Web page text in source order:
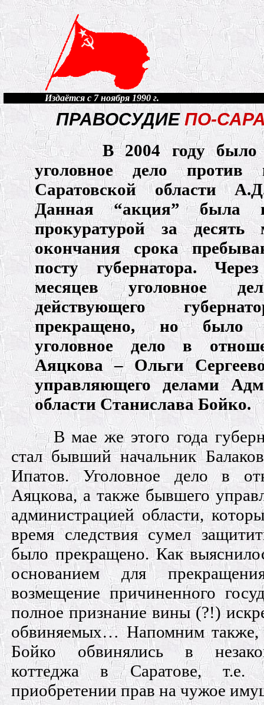
Издаётся с 7 ноября 1990 г.
ПРАВОСУДИЕПО-
В 2004 году было
уголовное дело против
Саратовской области
Данная “акция” была
прокуратурой за десять
окончания срока
посту губернатора.
месяцев уголовное
действующего
прекращено, но было
уголовное дело в
Аяцкова – Ольги
управляющего делами
области Станислава Бойко.
В мае же этого года
стал бывший начальник
Ипатов. Уголовное дело в
Аяцкова, а также бывшего
администрацией области,
время следствия сумел
было прекращено. Как
основанием для
возмещение причиненного
полное признание вины (?!)
обвиняемых… Напомним также,
Бойко обвинялись в
коттеджа в Саратове, т.е.
приобретении прав на чужое